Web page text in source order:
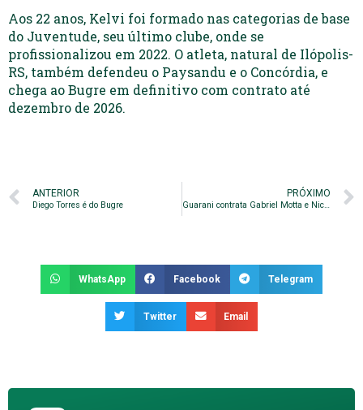
Aos 22 anos, Kelvi foi formado nas categorias de base
do Juventude, seu último clube, onde se
profissionalizou em 2022. O atleta, natural de Ilópolis-
RS, também defendeu o Paysandu e o Concórdia, e
chega ao Bugre em definitivo com contrato até
dezembro de 2026.
ANTERIOR
Diego Torres é do Bugre
PRÓXIMO
Guarani contrata Gabriel Motta e Nicollas para a Copa Paulista
WhatsApp Facebook Telegram
Twitter Email